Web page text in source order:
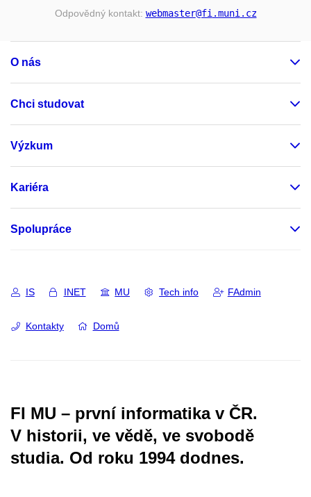
Odpovědný kontakt: webmaster@fi.muni.cz
O nás
Chci studovat
Výzkum
Kariéra
Spolupráce
IS INET MU Tech info FAdmin
Kontakty Domů
FI MU – první informatika v ČR.
V historii, ve vědě, ve svobodě
studia. Od roku 1994 dodnes.